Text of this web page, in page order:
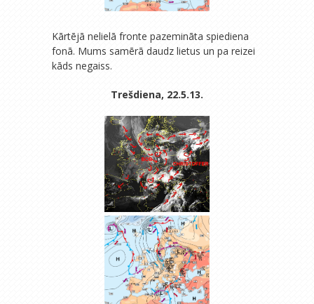
Kārtējā nelielā fronte pazemināta spiediena
fonā. Mums samērā daudz lietus un pa reizei
kāds negaiss.
Trešdiena, 22.5.13.